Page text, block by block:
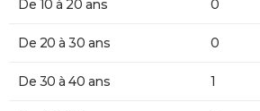
De 10 à 20 ans 0
De 20 à 30 ans 0
De 30 à 40 ans 1